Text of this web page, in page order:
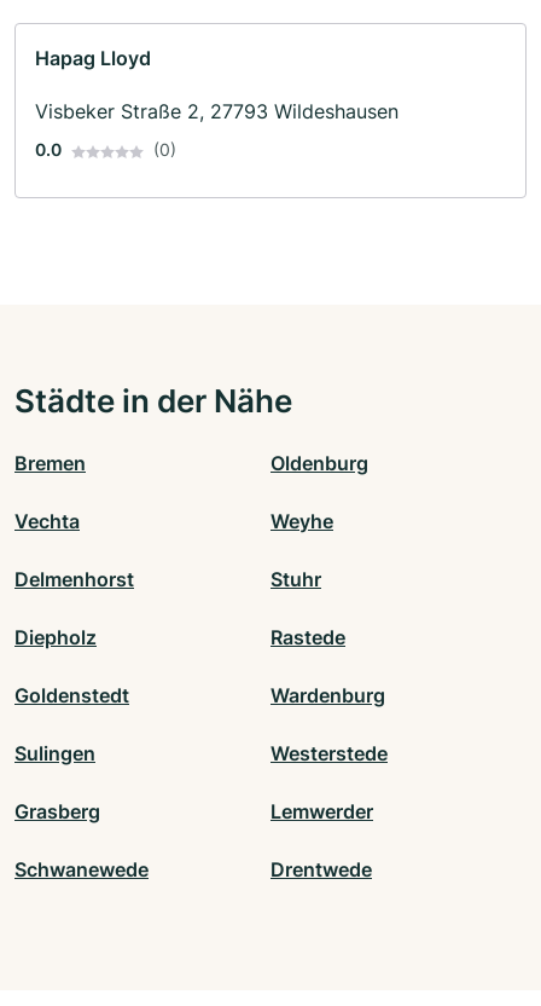
Hapag Lloyd
Visbeker Straße 2, 27793 Wildeshausen
0.0 (0)
Städte in der Nähe
Bremen Oldenburg
Vechta Weyhe
Delmenhorst Stuhr
Diepholz Rastede
Goldenstedt Wardenburg
Sulingen Westerstede
Grasberg Lemwerder
Schwanewede Drentwede